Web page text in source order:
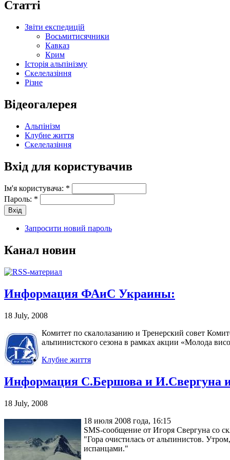
Статті
Звіти експедицій
Восьмитисячники
Кавказ
Крим
Історія альпінізму
Скелелазіння
Різне
Відеогалерея
Альпінізм
Клубне життя
Скелелазіння
Вхід для користувачив
Ім'я користувача: *
Пароль: *
Запросити новий пароль
Канал новин
Информация ФАиС Украины:
18 July, 2008
Комитет по скалолазанию и Тренерский совет
альпинистского сезона в рамках акции «Молода
Клубне життя
Информация С.Бершова и И.Свергуна
18 July, 2008
18 июля 2008 года, 16:15
SMS-сообщение от Игоря Свергуна со
"Гора очистилась от альпинистов.
испанцами."